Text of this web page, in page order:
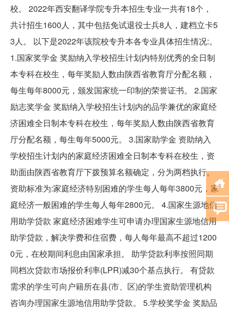
校。 2022年西安翻译学院专升本招生专业一共有18个，
共计招生1600人，其中包括免试退役士兵8人，建档立卡5
3人。 以下是2022年该院校专升本各专业具体招生情况:。
1.国家奖学金 奖励纳入学校招生计划内特别优秀的全日制
本专科在校生，每年奖励人数由陕西省教育厅分配名额，
每生每年8000元，颁发国家统一印制的荣誉证书。 2.国家
励志奖学金 奖励纳入学校招生计划内的品学兼优的家庭经
济困难全日制本专科在校生，每年奖励人数由陕西省教育
厅分配名额，每生每年5000元。 3.国家助学金 资助纳入
学校招生计划内的家庭经济困难全日制本专科在校生，资
助面由陕西省教育厅下拨预算名额确定，分为两档执行。
资助标准为:家庭经济特别困难的学生每人每年3800元，家
庭经济一般困难的学生每人每年2800元。 4.国家生源地信
用助学贷款 家庭经济困难学生可申请办理国家生源地信用
助学贷款，解决学费和住宿费，每人每年最高不超过1200
0元，在校期间利息由国家承担。 助学贷款利率按照同期
同档次贷款市场报价利率(LPR)减30个基点执行。 有贷款
需求的学生可向户籍所在县(市、区)的学生资助管理机构
咨询办理国家生源地信用助学贷款。 5.学校奖学金 奖励品